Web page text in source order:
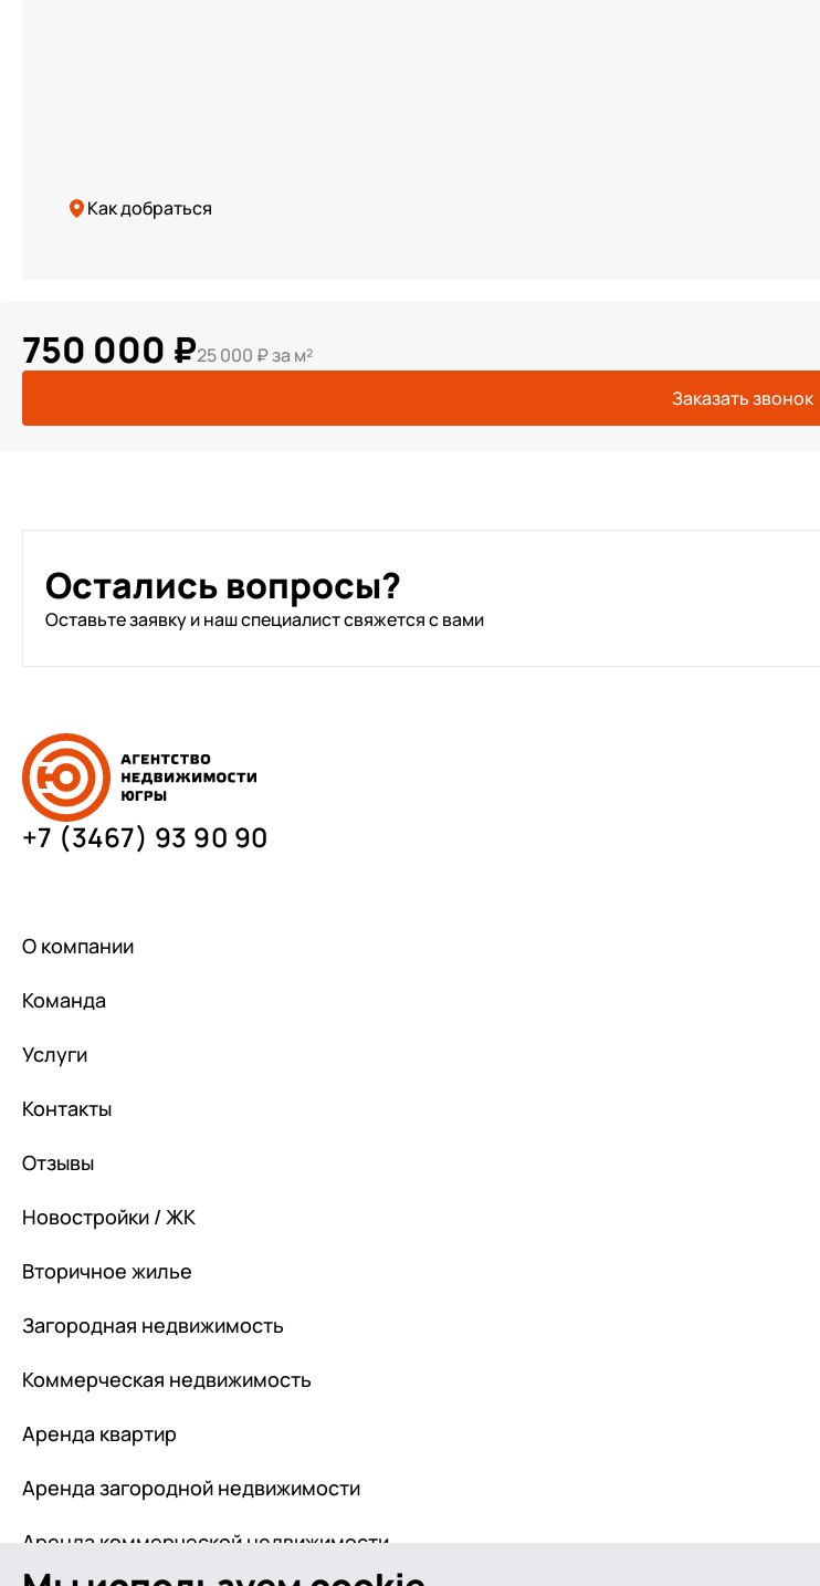
Как добраться
750 000 ₽25 000 ₽ за м²
Заказать звонок
+7 (3467) 93 90 90
Остались вопросы?
Оставьте заявку и наш специалист свяжется с вами
О компании
Команда
Услуги
Контакты
Отзывы
Новостройки / ЖК
Вторичное жилье
Загородная недвижимость
Коммерческая недвижимость
Аренда квартир
Аренда загородной недвижимости
Аренда коммерческой недвижимости